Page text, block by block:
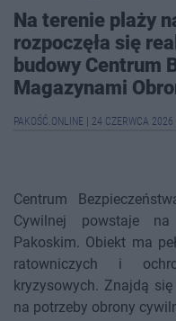
Na terenie plaży
rozpoczęła się
budowy Centrum
Magazynami
PAKOŚĆ.ONLINE 24 CZERWCA 2026
Centrum
Cywilnej powstaje
Pakoskim. Obiekt ma
ratowniczych i
kryzysowych. Znajdą
na potrzeby obrony